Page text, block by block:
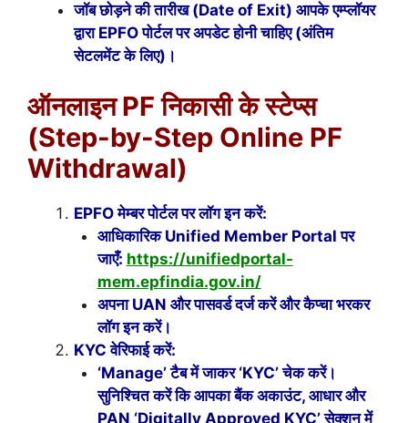
जॉब छोड़ने की तारीख (Date of Exit) आपके एम्प्लॉयर
द्वारा EPFO पोर्टल पर अपडेट होनी चाहिए (अंतिम
सेटलमेंट के लिए)।
ऑनलाइन PF निकासी के स्टेप्स
(Step-by-Step Online PF
Withdrawal)
EPFO मेम्बर पोर्टल पर लॉग इन करें:
आधिकारिक Unified Member Portal पर
जाएँ: https://unifiedportal-
mem.epfindia.gov.in/
अपना UAN और पासवर्ड दर्ज करें और कैप्चा भरकर
लॉग इन करें।
KYC वेरिफाई करें:
‘Manage’ टैब में जाकर ‘KYC’ चेक करें।
सुनिश्चित करें कि आपका बैंक अकाउंट, आधार और
PAN ‘Digitally Approved KYC’ सेक्शन में